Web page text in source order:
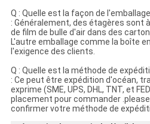
Q : Quelle est la façon de
: Généralement, des étagères sont
de film de bulle d'air dans des
L'autre emballage comme la boîte
l'exigence des clients.
Q : Quelle est la méthode de
: Ce peut être expédition d'océan,
exprime (SME, UPS, DHL, TNT, et
placement pour commander
confirmer votre méthode de